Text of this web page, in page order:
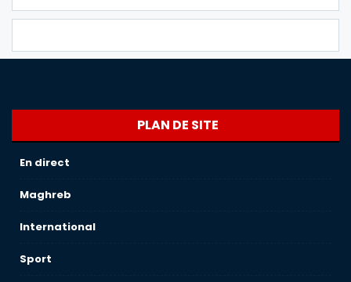
PLAN DE SITE
En direct
Maghreb
International
Sport